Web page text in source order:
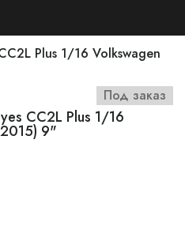
Plus 1/16 Volkswagen
Под заказ